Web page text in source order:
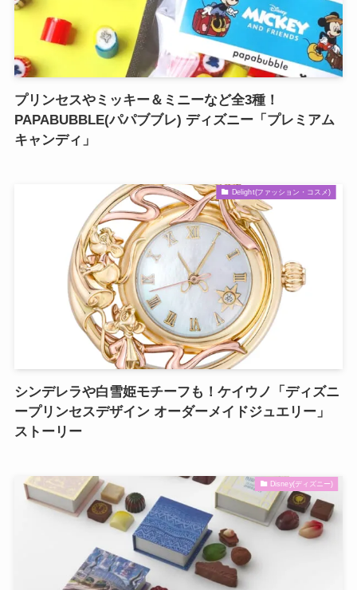
プリンセスやミッキー＆ミニーなど全3種！
PAPABUBBLE(パパブブレ) ディズニー「プレミアム
キャンディ」
Delight(ファッション・コスメ)
シンデレラや白雪姫モチーフも！ケイウノ「ディズニ
ープリンセスデザイン オーダーメイドジュエリー」
ストーリー
Disney(ディズニー)